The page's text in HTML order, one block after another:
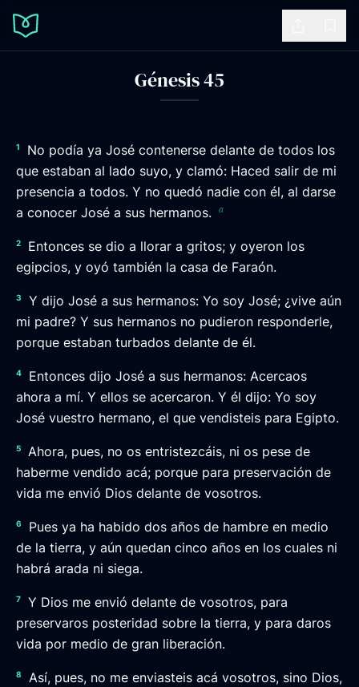
Génesis 45
1
No podía ya José contenerse delante de todos los
que estaban al lado suyo, y clamó: Haced salir de mi
presencia a todos. Y no quedó nadie con él, al darse
a conocer José a sus hermanos. a
2
Entonces se dio a llorar a gritos; y oyeron los
egipcios, y oyó también la casa de Faraón.
3
Y dijo José a sus hermanos: Yo soy José; ¿vive aún
mi padre? Y sus hermanos no pudieron responderle,
porque estaban turbados delante de él.
4
Entonces dijo José a sus hermanos: Acercaos
ahora a mí. Y ellos se acercaron. Y él dijo: Yo soy
José vuestro hermano, el que vendisteis para Egipto.
5
Ahora, pues, no os entristezcáis, ni os pese de
haberme vendido acá; porque para preservación de
vida me envió Dios delante de vosotros.
6
Pues ya ha habido dos años de hambre en medio
de la tierra, y aún quedan cinco años en los cuales ni
habrá arada ni siega.
7
Y Dios me envió delante de vosotros, para
preservaros posteridad sobre la tierra, y para daros
vida por medio de gran liberación.
8
Así, pues, no me enviasteis acá vosotros, sino Dios,